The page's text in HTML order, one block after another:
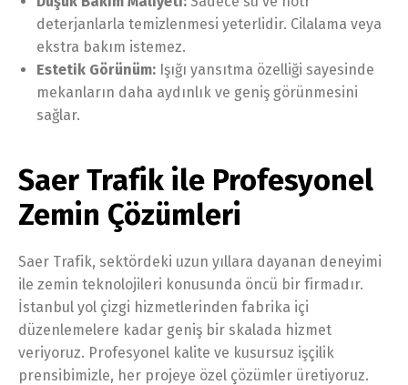
deterjanlarla temizlenmesi yeterlidir. Cilalama veya
ekstra bakım istemez.
Estetik Görünüm: Işığı yansıtma özelliği sayesinde
mekanların daha aydınlık ve geniş görünmesini
sağlar.
Saer Trafik ile Profesyonel
Zemin Çözümleri
Saer Trafik, sektördeki uzun yıllara dayanan deneyimi
ile zemin teknolojileri konusunda öncü bir firmadır.
İstanbul yol çizgi hizmetlerinden fabrika içi
düzenlemelere kadar geniş bir skalada hizmet
veriyoruz. Profesyonel kalite ve kusursuz işçilik
prensibimizle, her projeye özel çözümler üretiyoruz.